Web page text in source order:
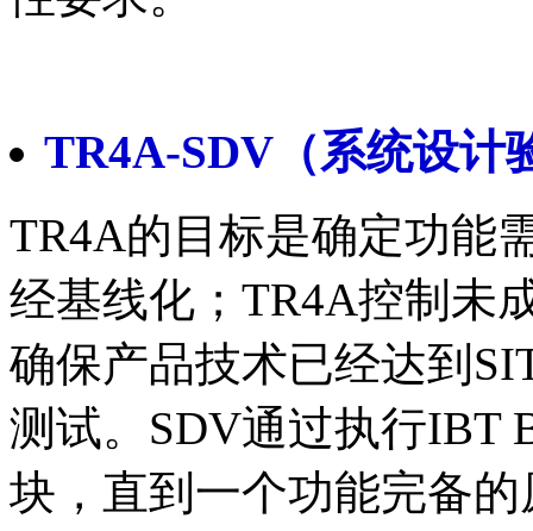
TR4A-SDV（系统设计
TR4A的目标是确定功能
经基线化；TR4A控制未
确保产品技术已经达到
测试。SDV通过执行IBT
块，直到一个功能完备